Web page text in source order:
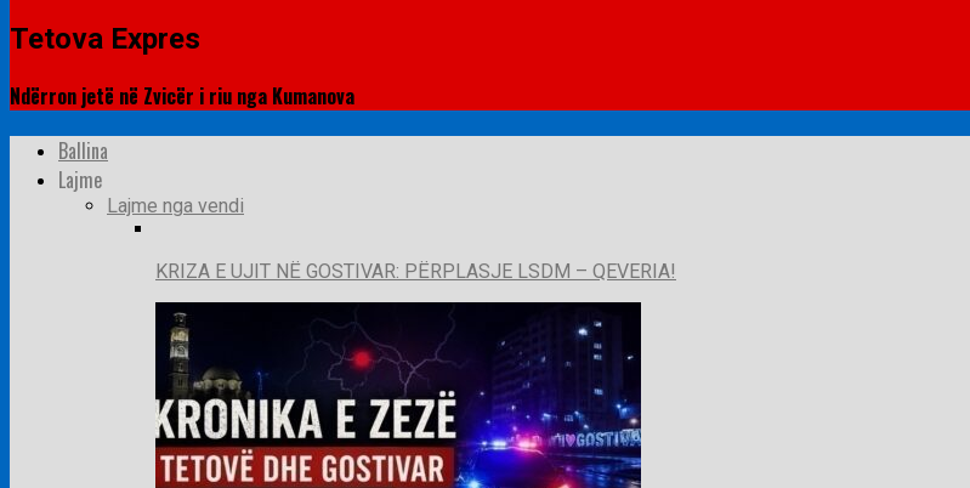
Tetova Expres
Ndërron jetë në Zvicër i riu nga Kumanova
Ballina
Lajme
Lajme nga vendi
KRIZA E UJIT NË GOSTIVAR: PËRPLASJE LSDM – QEVERIA!